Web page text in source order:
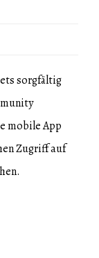
sorgfältig
mobile App
Zugriff auf